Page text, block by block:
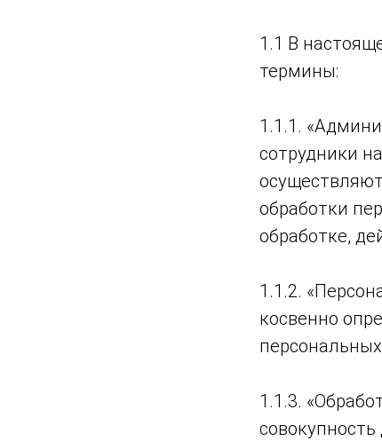
1.1 В
термины:
1.1.1.
сотрудники
обработки
обработке,
1.1.2.
косвенно
1.1.3.